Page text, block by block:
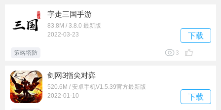
字走三国手游
83.8M / 3.8.0 最新版
2022-03-23
下载
策略塔防 3
剑网3指尖对弈
520.6M / 安卓手机V1.5.39官方最新版
2022-01-10
下载